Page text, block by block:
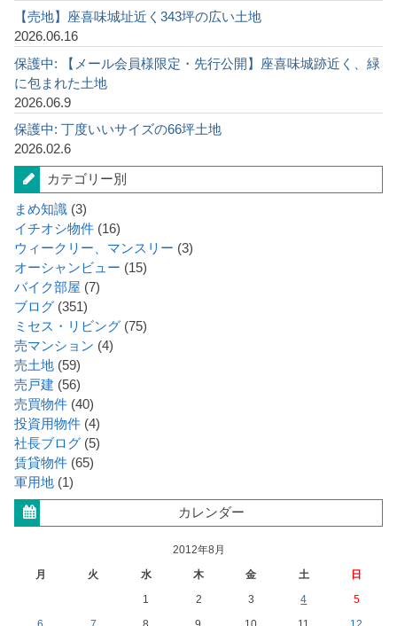
【売地】座喜味城址近く343坪の広い土地
2026.06.16
保護中: 【メール会員様限定・先行公開】座喜味城跡近く、緑
に包まれた土地
2026.06.9
保護中: 丁度いいサイズの66坪土地
2026.02.6
カテゴリー別
まめ知識 (3)
イチオシ物件 (16)
ウィークリー、マンスリー (3)
オーシャンビュー (15)
バイク部屋 (7)
ブログ (351)
ミセス・リビング (75)
売マンション (4)
売土地 (59)
売戸建 (56)
売買物件 (40)
投資用物件 (4)
社長ブログ (5)
賃貸物件 (65)
軍用地 (1)
カレンダー
2012年8月
月
火 水 木 金 土
日
1
2 3 4
5